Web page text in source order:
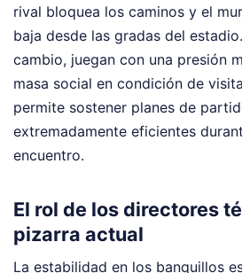
rival bloquea los caminos y el
baja desde las gradas del
cambio, juegan con una presión
masa social en condición de
permite sostener planes de
extremadamente eficientes
encuentro.
El rol de los directores
pizarra actual
La estabilidad en los banquillos